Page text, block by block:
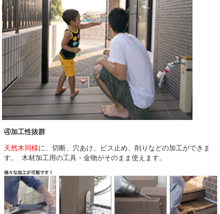
④加工性抜群
天然木同様に、切断、穴あけ、ビス止め、削りなどの加工ができま
す。 木材加工用の工具・金物がそのまま使えます。